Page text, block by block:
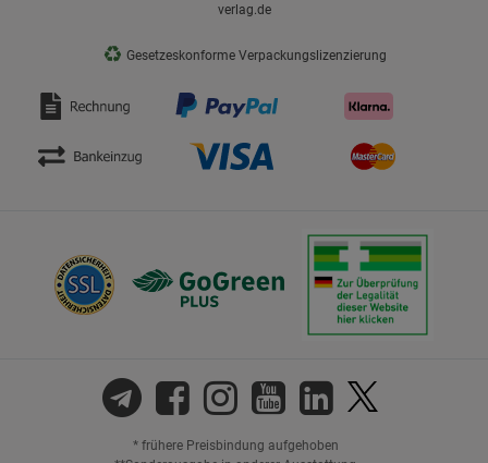
verlag.de
♻ Gesetzeskonforme Verpackungslizenzierung
* frühere Preisbindung aufgehoben